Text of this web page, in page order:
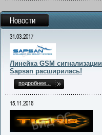
Новости
31.03.2017
Линейка GSM сигнализации
Sapsan расширилась!
подробнее...
15.11.2016